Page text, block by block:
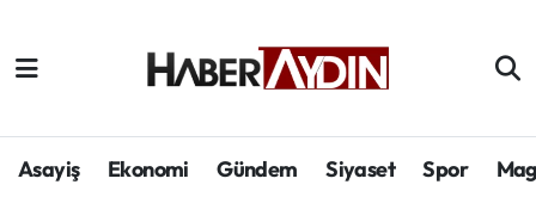
Asayiş Ekonomi Gündem Siyaset Spor
Afyonkarahisar
Aydın Hava Durumu